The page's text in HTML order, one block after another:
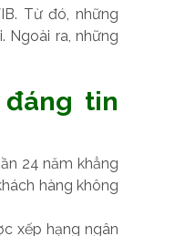
Từ đó, những
Ngoài ra, những
đáng tin
24 năm khẳng
hàng không
xếp hạng ngân